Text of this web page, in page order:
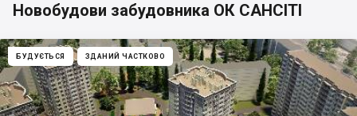
Новобудови забудовника ОК САНСІТІ
БУДУЄТЬСЯ ЗДАНИЙ ЧАСТКОВО